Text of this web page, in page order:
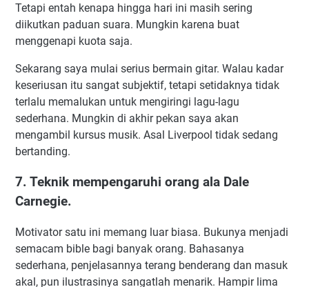
Tetapi entah kenapa hingga hari ini masih sering
diikutkan paduan suara. Mungkin karena buat
menggenapi kuota saja.
Sekarang saya mulai serius bermain gitar. Walau kadar
keseriusan itu sangat subjektif, tetapi setidaknya tidak
terlalu memalukan untuk mengiringi lagu-lagu
sederhana. Mungkin di akhir pekan saya akan
mengambil kursus musik. Asal Liverpool tidak sedang
bertanding.
7. Teknik mempengaruhi orang ala Dale
Carnegie.
Motivator satu ini memang luar biasa. Bukunya menjadi
semacam bible bagi banyak orang. Bahasanya
sederhana, penjelasannya terang benderang dan masuk
akal, pun ilustrasinya sangatlah menarik. Hampir lima